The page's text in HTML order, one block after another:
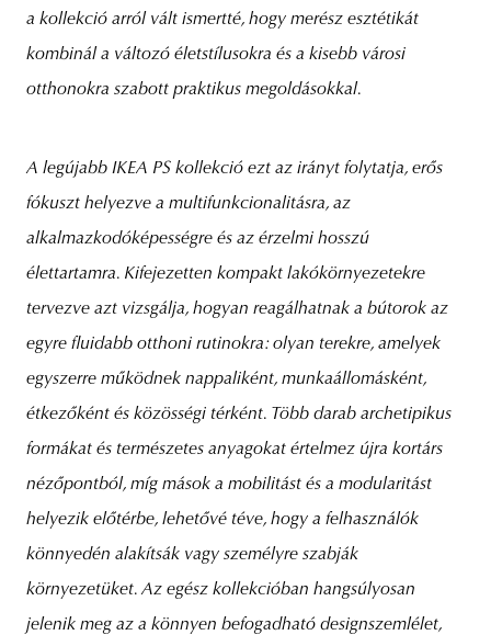
a kollekció arról vált ismertté, hogy merész esztétikát
kombinál a változó életstílusokra és a kisebb városi
otthonokra szabott praktikus megoldásokkal.
A legújabb IKEA PS kollekció ezt az irányt folytatja, erős
fókuszt helyezve a multifunkcionalitásra, az
alkalmazkodóképességre és az érzelmi hosszú
élettartamra. Kifejezetten kompakt lakókörnyezetekre
tervezve azt vizsgálja, hogyan reagálhatnak a bútorok az
egyre fluidabb otthoni rutinokra: olyan terekre, amelyek
egyszerre működnek nappaliként, munkaállomásként,
étkezőként és közösségi térként. Több darab archetipikus
formákat és természetes anyagokat értelmez újra kortárs
nézőpontból, míg mások a mobilitást és a modularitást
helyezik előtérbe, lehetővé téve, hogy a felhasználók
könnyedén alakítsák vagy személyre szabják
környezetüket. Az egész kollekcióban hangsúlyosan
jelenik meg az a könnyen befogadható designszemlélet,